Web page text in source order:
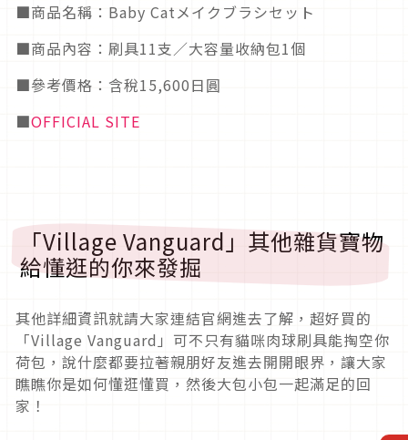
■商品名稱：Baby Catメイクブラシセット
■商品內容：刷具11支／大容量收納包1個
■參考價格：含稅15,600日圓
■OFFICIAL SITE
「Village Vanguard」其他雜貨寶物
給懂逛的你來發掘
其他詳細資訊就請大家連結官網進去了解，超好買的
「Village Vanguard」可不只有貓咪肉球刷具能掏空你
荷包，說什麼都要拉著親朋好友進去開開眼界，讓大家
瞧瞧你是如何懂逛懂買，然後大包小包一起滿足的回
家！